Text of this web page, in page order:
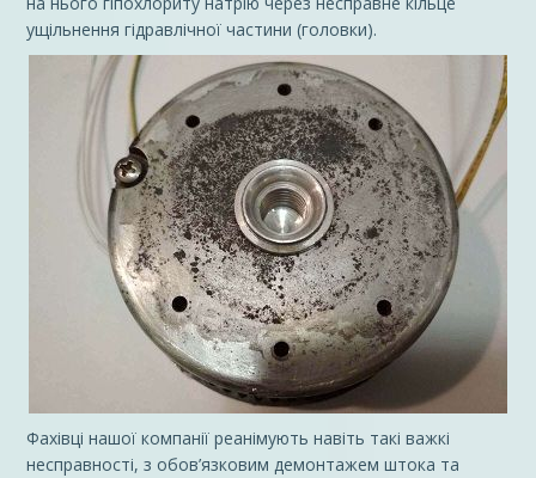
ущільнення гідравлічної частини (головки).
Фахівці нашої компанії реанімують навіть такі важкі
несправності, з обов’язковим демонтажем штока та